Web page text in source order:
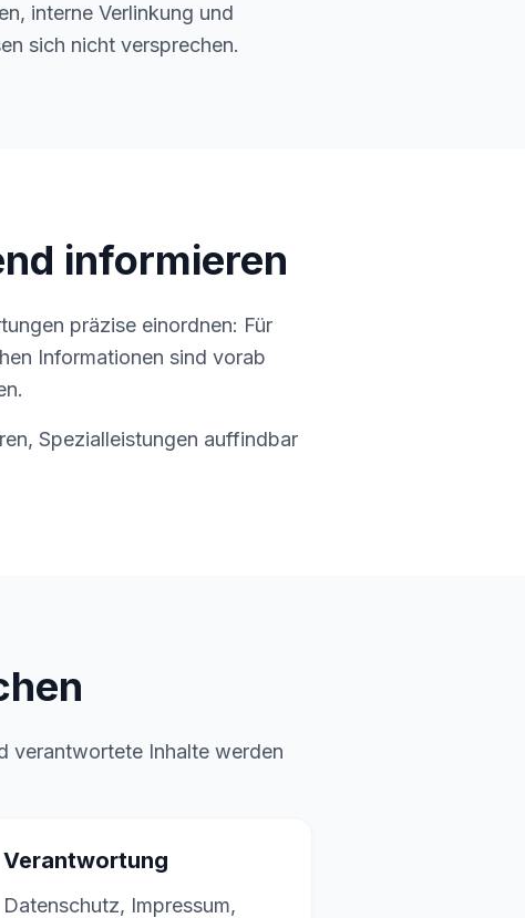
interne Verlinkung und
sich nicht versprechen.
informieren
präzise einordnen: Für
Informationen sind vorab
Spezialleistungen auffindbar
verantwortete Inhalte werden
Verantwortung
Datenschutz, Impressum,